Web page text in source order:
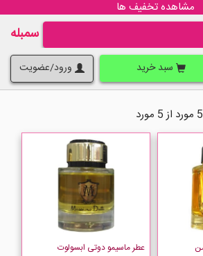
مشاهده تخفیف ها
سمبله
سبد خرید ورود/عضویت
موجود
عطر ماسیمو دوتی ابسولوت